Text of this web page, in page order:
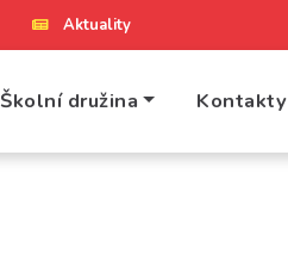
Aktuality
Školní družina Kontakty